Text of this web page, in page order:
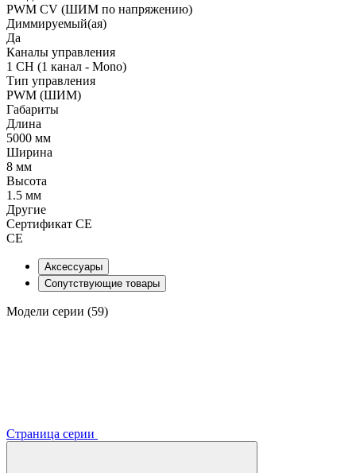
PWM СV (ШИМ по напряжению)
Диммируемый(ая)
Да
Каналы управления
1 CH (1 канал - Mono)
Тип управления
PWM (ШИМ)
Габариты
Длина
5000 мм
Ширина
8 мм
Высота
1.5 мм
Другие
Сертификат CE
CE
Аксессуары
Сопутствующие товары
Модели серии (59)
Страница серии